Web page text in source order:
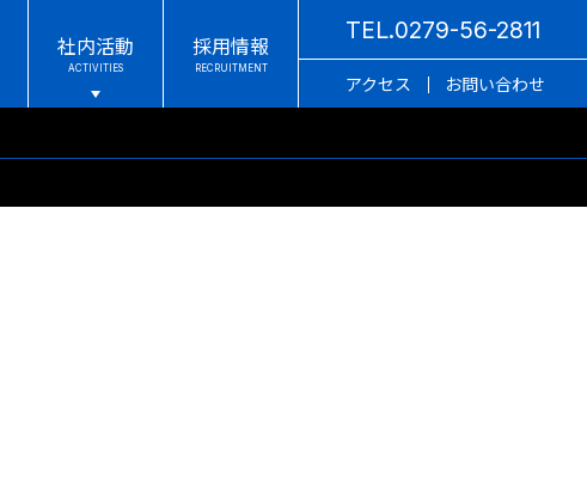
社内活動 採用情報
TEL.0279-56-2811
アクセス お問い合わせ